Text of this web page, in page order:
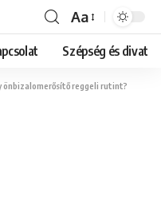
Font
Resizer
Aa
Szépség és divat
önbizalomerősítő reggeli rutint?